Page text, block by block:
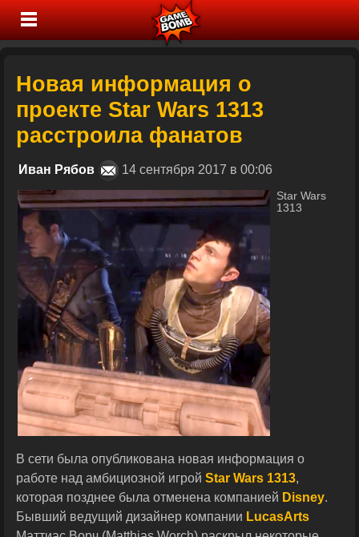
Новая информация о
проекте Star Wars 1313
расстроила фанатов
Иван Рябов 14 сентября 2017 в 00:06
Star Wars
1313
В сети была опубликована новая информация о
работе над амбициозной игрой Star Wars 1313,
которая позднее была отменена компанией Disney.
Бывший ведущий дизайнер компании LucasArts